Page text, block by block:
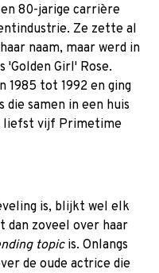
80-jarige carrière
Ze zette al
naam, maar werd in
'Golden Girl' Rose.
1985 tot 1992 en ging
die samen in een huis
liefst vijf Primetime
is, blijkt wel elk
dan zoveel over haar
topicis. Onlangs
de oude actrice die